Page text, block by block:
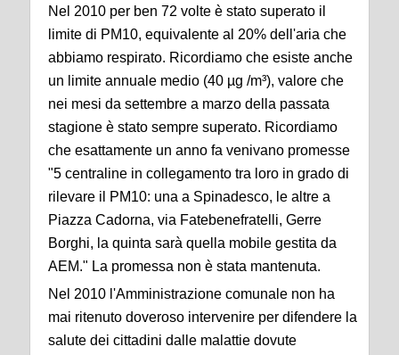
Nel 2010 per ben 72 volte è stato superato il
limite di PM10, equivalente al 20% dell'aria che
abbiamo respirato. Ricordiamo che esiste anche
un limite annuale medio (40 µg /m³), valore che
nei mesi da settembre a marzo della passata
stagione è stato sempre superato. Ricordiamo
che esattamente un anno fa venivano promesse
"5 centraline in collegamento tra loro in grado di
rilevare il PM10: una a Spinadesco, le altre a
Piazza Cadorna, via Fatebenefratelli, Gerre
Borghi, la quinta sarà quella mobile gestita da
AEM." La promessa non è stata mantenuta.
Nel 2010 l'Amministrazione comunale non ha
mai ritenuto doveroso intervenire per difendere la
salute dei cittadini dalle malattie dovute